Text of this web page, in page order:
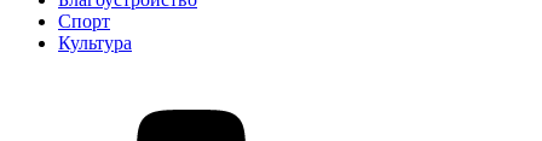
Спорт
Культура